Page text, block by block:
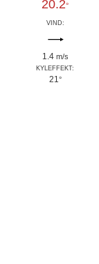
20.2°
VIND:
1.4 m/s
KYLEFFEKT:
21°